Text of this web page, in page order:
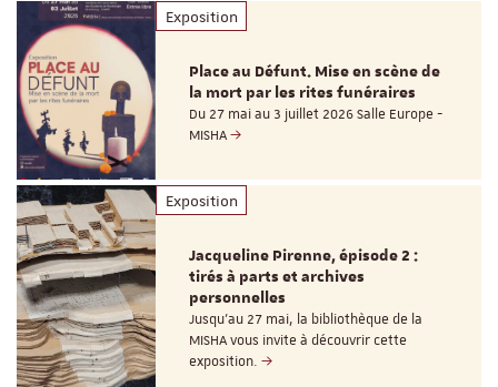
Exposition
Place au Défunt. Mise en scène de
la mort par les rites funéraires
Du 27 mai au 3 juillet 2026 Salle Europe -
MISHA
Exposition
Jacqueline Pirenne, épisode 2 :
tirés à parts et archives
personnelles
Jusqu’au 27 mai, la bibliothèque de la
MISHA vous invite à découvrir cette
exposition.